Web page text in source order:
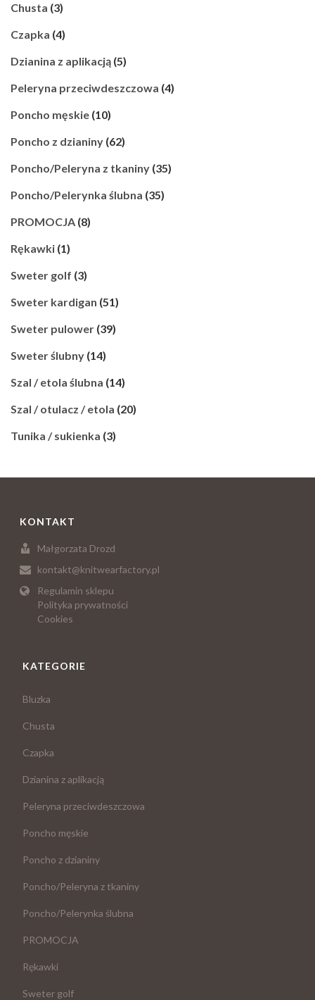
Chusta (3)
Czapka (4)
Dzianina z aplikacją (5)
Peleryna przeciwdeszczowa (4)
Poncho męskie (10)
Poncho z dzianiny (62)
Poncho/Peleryna z tkaniny (35)
Poncho/Pelerynka ślubna (35)
PROMOCJA (8)
Rękawki (1)
Sweter golf (3)
Sweter kardigan (51)
Sweter pulower (39)
Sweter ślubny (14)
Szal / etola ślubna (14)
Szal / otulacz / etola (20)
Tunika / sukienka (3)
KONTAKT
Małgorzata Drozd
kontakt@knitwearfactory.pl
Regulamin sklepu
Polityka prywatności
Cookies
KATEGORIE
Bluzka
Chusta
Czapka
Dzianina z aplikacją
Peleryna przeciwdeszczowa
Poncho męskie
Poncho z dzianiny
Poncho/Peleryna z tkaniny
Poncho/Pelerynka ślubna
PROMOCJA
Rękawki
Sweter golf